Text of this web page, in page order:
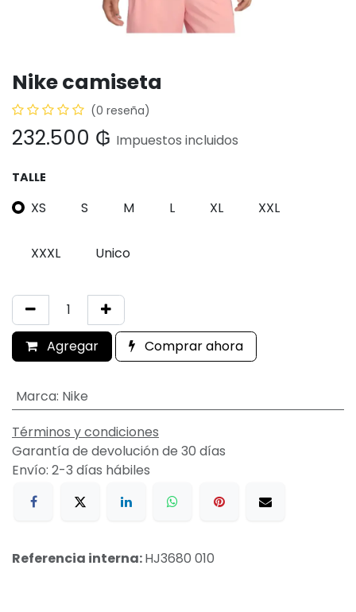
Nike camiseta
(0 reseña)
232.500 ₲ Impuestos incluidos
TALLE
XS S M L XL XXL
XXXL Unico
Agregar Comprar ahora
Marca: Nike
Términos y condiciones
Garantía de devolución de 30 días
Envío: 2-3 días hábiles
Referencia interna:HJ3680 010